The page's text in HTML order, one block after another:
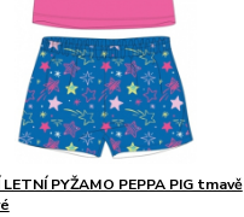
LETNÍ PYŽAMO PEPPA PIG tmavě